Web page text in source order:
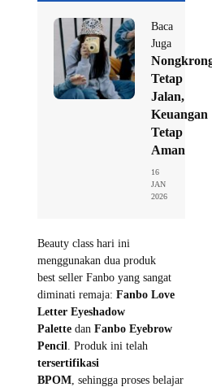
Baca
Juga
Tetap
Jalan,
Keuangan
Tetap
Aman
16
JAN
2026
Beauty class hari ini
menggunakan dua produk
best seller Fanbo yang sangat
diminati remaja: Fanbo Love
Letter Eyeshadow
Palette dan Fanbo Eyebrow
Pencil . Produk ini telah
tersertifikasi
BPOM , sehingga proses belajar